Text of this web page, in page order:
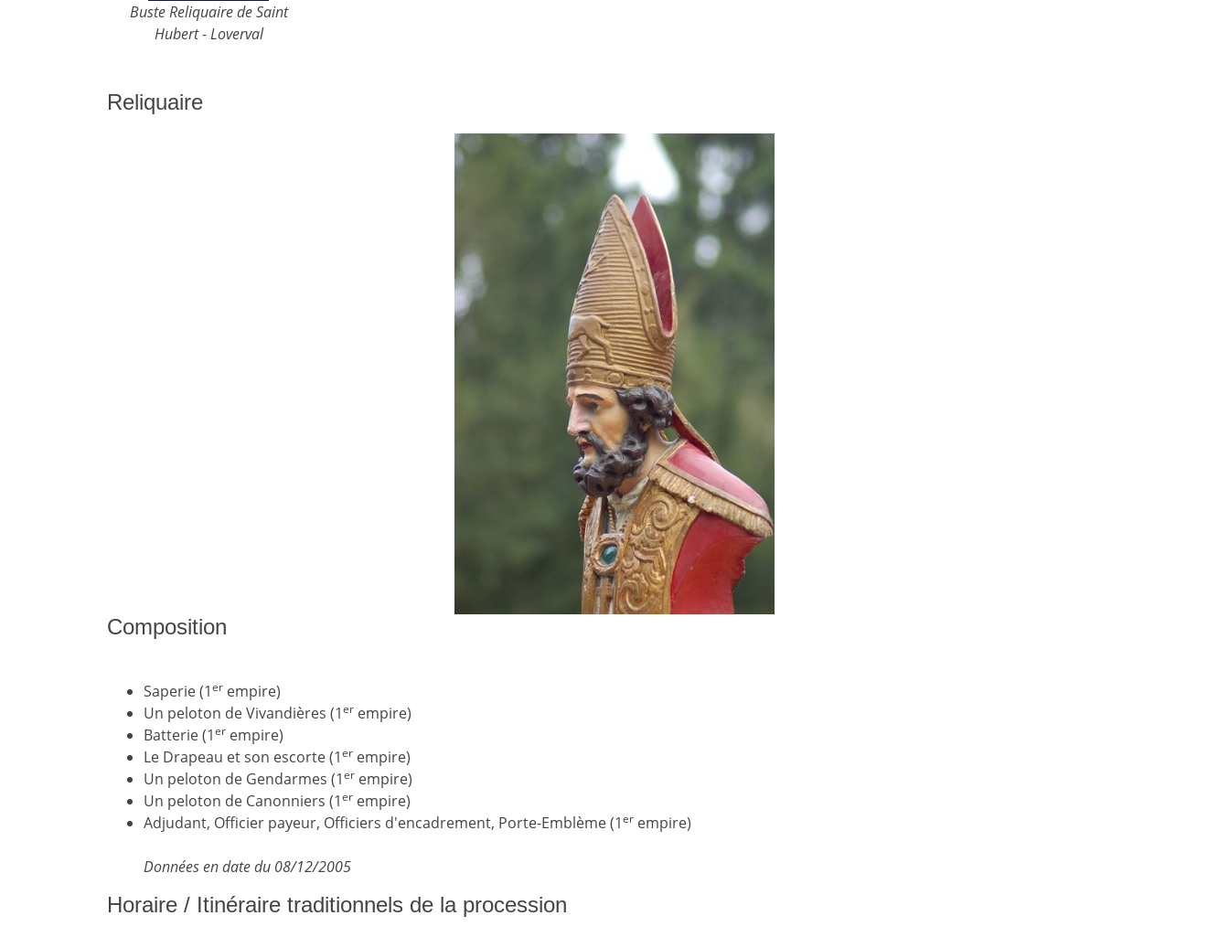
Buste Reliquaire de Saint
Hubert - Loverval
Reliquaire
Composition
Saperie (1er empire)
Un peloton de Vivandières (1er empire)
Batterie (1er empire)
Le Drapeau et son escorte (1er empire)
Un peloton de Gendarmes (1er empire)
Un peloton de Canonniers (1er empire)
Adjudant, Officier payeur, Officiers d'encadrement, Porte-Emblème (1er empire)
Données en date du 08/12/2005
Horaire / Itinéraire traditionnels de la procession